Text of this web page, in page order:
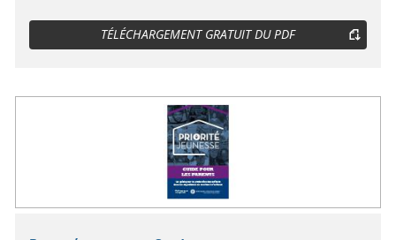
TÉLÉCHARGEMENT GRATUIT DU PDF